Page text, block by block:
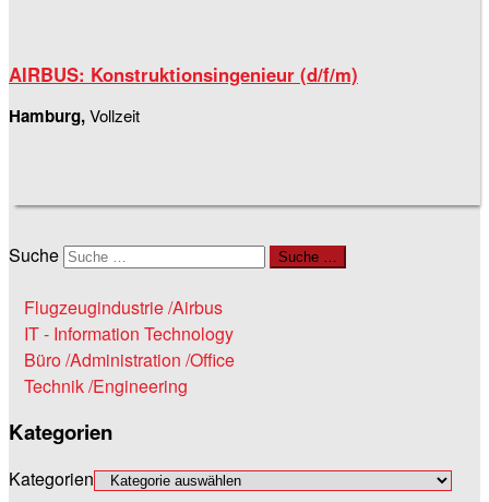
AIRBUS: Konstruktionsingenieur (d/f/m)
Hamburg,Vollzeit
Suche Suche …
Flugzeugindustrie /Airbus
IT - Information Technology
Büro /Administration /Office
Technik /Engineering
Kategorien
Kategorien